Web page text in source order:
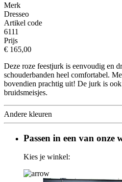
Merk
Dresseo
Artikel code
6111
Prijs
€ 165,00
Deze roze feestjurk is eenvoudig en
schouderbanden heel comfortabel.
bovendien prachtig uit! De jurk is
bruidsmeisjes.
Andere kleuren
Passen in een van onze
Kies je winkel: